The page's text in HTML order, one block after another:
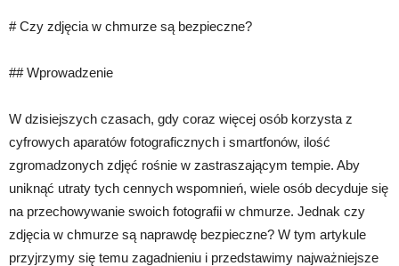
# Czy zdjęcia w chmurze są bezpieczne?
## Wprowadzenie
W dzisiejszych czasach, gdy coraz więcej osób korzysta z
cyfrowych aparatów fotograficznych i smartfonów, ilość
zgromadzonych zdjęć rośnie w zastraszającym tempie. Aby
uniknąć utraty tych cennych wspomnień, wiele osób decyduje się
na przechowywanie swoich fotografii w chmurze. Jednak czy
zdjęcia w chmurze są naprawdę bezpieczne? W tym artykule
przyjrzymy się temu zagadnieniu i przedstawimy najważniejsze